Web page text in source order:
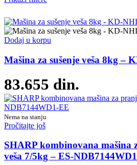
Dodaj u korpu
Mašina za sušenje veša 8kg –
83.655 din.
Nema na stanju
Pročitajte još
SHARP kombinovana mašina
veša 7/5kg – ES-